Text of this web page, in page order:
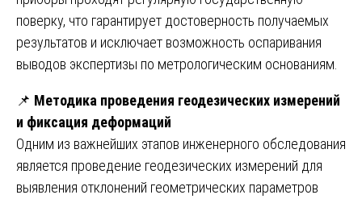
поверку, что гарантирует достоверность получаемых
результатов и исключает возможность оспаривания
выводов экспертизы по метрологическим основаниям.
📌 Методика проведения геодезических измерений
и фиксация деформаций
Одним из важнейших этапов инженерного обследования
является проведение геодезических измерений для
выявления отклонений геометрических параметров